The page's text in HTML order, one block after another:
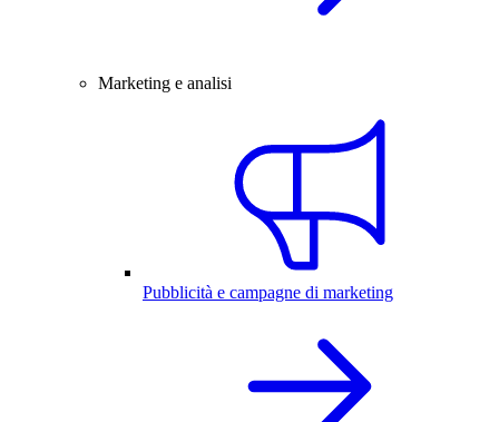
Marketing e analisi
Pubblicità e campagne di marketing